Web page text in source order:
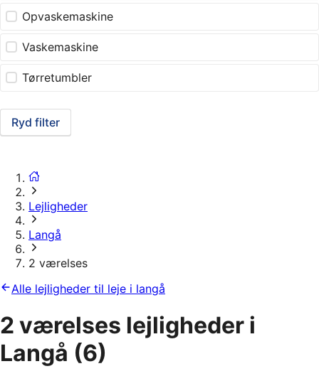
Opvaskemaskine
Vaskemaskine
Tørretumbler
Ryd filter
Lejligheder
Langå
2 værelses
Alle lejligheder til leje i langå
2 værelses lejligheder i
Langå (6)